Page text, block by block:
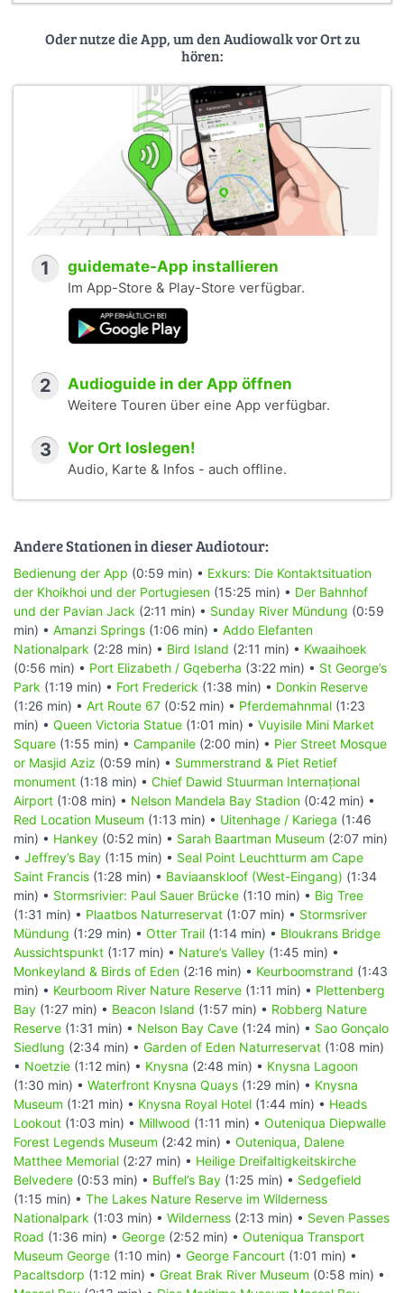
Oder nutze die App, um den Audiowalk vor Ort zu
hören:
1 guidemate-App installieren
Im App-Store & Play-Store verfügbar.
2 Audioguide in der App öffnen
Weitere Touren über eine App verfügbar.
3 Vor Ort loslegen!
Audio, Karte & Infos - auch offline.
Andere Stationen in dieser Audiotour:
Bedienung der App (0:59 min) • Exkurs: Die Kontaktsituation
der Khoikhoi und der Portugiesen (15:25 min) • Der Bahnhof
und der Pavian Jack (2:11 min) • Sunday River Mündung (0:59
min) • Amanzi Springs (1:06 min) • Addo Elefanten
Nationalpark (2:28 min) • Bird Island (2:11 min) • Kwaaihoek
(0:56 min) • Port Elizabeth / Gqeberha (3:22 min) • St George’s
Park (1:19 min) • Fort Frederick (1:38 min) • Donkin Reserve
(1:26 min) • Art Route 67 (0:52 min) • Pferdemahnmal (1:23
min) • Queen Victoria Statue (1:01 min) • Vuyisile Mini Market
Square (1:55 min) • Campanile (2:00 min) • Pier Street Mosque
or Masjid Aziz (0:59 min) • Summerstrand & Piet Retief
monument (1:18 min) • Chief Dawid Stuurman Internațional
Airport (1:08 min) • Nelson Mandela Bay Stadion (0:42 min) •
Red Location Museum (1:13 min) • Uitenhage / Kariega (1:46
min) • Hankey (0:52 min) • Sarah Baartman Museum (2:07 min)
• Jeffrey’s Bay (1:15 min) • Seal Point Leuchtturm am Cape
Saint Francis (1:28 min) • Baviaanskloof (West-Eingang) (1:34
min) • Stormsrivier: Paul Sauer Brücke (1:10 min) • Big Tree
(1:31 min) • Plaatbos Naturreservat (1:07 min) • Stormsriver
Mündung (1:29 min) • Otter Trail (1:14 min) • Bloukrans Bridge
Aussichtspunkt (1:17 min) • Nature’s Valley (1:45 min) •
Monkeyland & Birds of Eden (2:16 min) • Keurboomstrand (1:43
min) • Keurboom River Nature Reserve (1:11 min) • Plettenberg
Bay (1:27 min) • Beacon Island (1:57 min) • Robberg Nature
Reserve (1:31 min) • Nelson Bay Cave (1:24 min) • Sao Gonçalo
Siedlung (2:34 min) • Garden of Eden Naturreservat (1:08 min)
• Noetzie (1:12 min) • Knysna (2:48 min) • Knysna Lagoon
(1:30 min) • Waterfront Knysna Quays (1:29 min) • Knysna
Museum (1:21 min) • Knysna Royal Hotel (1:44 min) • Heads
Lookout (1:03 min) • Millwood (1:11 min) • Outeniqua Diepwalle
Forest Legends Museum (2:42 min) • Outeniqua, Dalene
Matthee Memorial (2:27 min) • Heilige Dreifaltigkeitskirche
Belvedere (0:53 min) • Buffel’s Bay (1:25 min) • Sedgefield
(1:15 min) • The Lakes Nature Reserve im Wilderness
Nationalpark (1:03 min) • Wilderness (2:13 min) • Seven Passes
Road (1:36 min) • George (2:52 min) • Outeniqua Transport
Museum George (1:10 min) • George Fancourt (1:01 min) •
Pacaltsdorp (1:12 min) • Great Brak River Museum (0:58 min) •